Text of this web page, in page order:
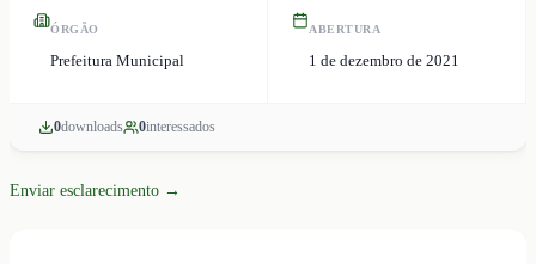
ÓRGÃO
Prefeitura Municipal
ABERTURA
1 de dezembro de 2021
0downloads 0interessados
Enviar esclarecimento →